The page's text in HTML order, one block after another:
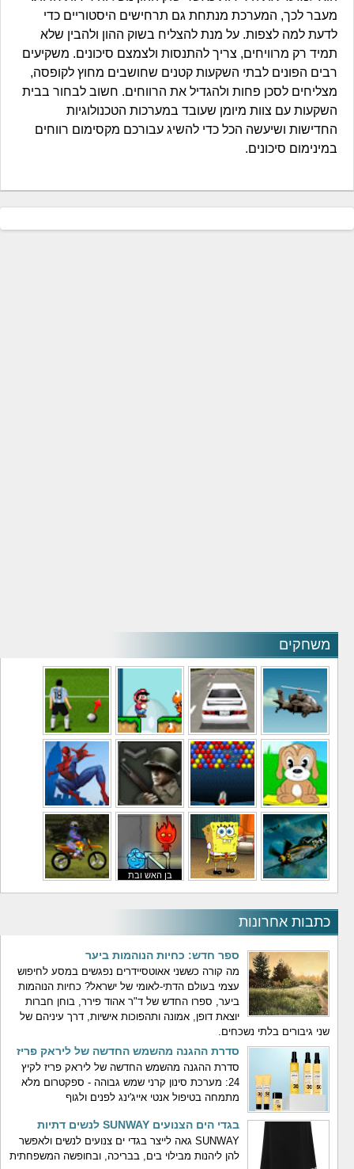
משחקים
משחקי מסוקים משחקי מכוניות משחקי סופר מריו משחקי כדורגל
משחקי לילדים משחקי באבלס משחקי מלחמה משחקי גיבורים
בן האש ובת
כתבות אחרונות
ספר חדש: כחיות הנוהמות ביער
מה קורה כששני אאוטסיידרים נפגשים במסע לחיפוש
עצמי בעולם הדתי-לאומי של ישראל? כחיות הנוהמות
ביער, ספרו החדש של ד"ר אהוד פירר, בוחן חברות
יוצאת דופן, אמונה ותהפוכות אישיות, דרך עיניהם של
שני גיבורים בלתי נשכחים.
סדרת ההגנה מהשמש החדשה של ליראק פריז
סדרת ההגנה מהשמש החדשה של ליראק פריז לקיץ
24: מערכת סינון קרני שמש גבוהה - ספקטרום מלא
מתמחה בטיפול אנטי אייג'ינג לפנים ולגוף
בגדי הים הצנועים SUNWAY לנשים דתיות
SUNWAY גאה לייצר בגדי ים צנועים לנשים ולאפשר
להן ליהנות מבילוי בים, בבריכה, ובחופשה המשפחתית
מעבר לכך, המערכת מנתחת גם תרחישים היסטוריים כדי
לדעת למה לצפות. על מנת להצליח בשוק ההון ולהבין שלא
תמיד רק מרוויחים, צריך להתנסות ולצמצם סיכונים. משקיעים
רבים הפונים לבתי השקעות קטנים שחושבים מחוץ לקופסה,
מצליחים לסכן פחות ולהגדיל את הרווחים. חשוב לבחור בבית
השקעות עם צוות מיומן שעובד במערכות הטכנולוגיות
החדישות ושיעשה הכל כדי להשיג עבורכם מקסימום רווחים
במינימום סיכונים.